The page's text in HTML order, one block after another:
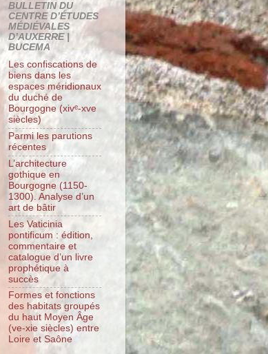
BULLETIN DU
CENTRE D’ÉTUDES
MÉDIÉVALES
D’AUXERRE |
BUCEMA
Les confiscations de
biens dans les
espaces méridionaux
du duché de
Bourgogne (xivᵉ-xve
siècles)
Parmi les parutions
récentes
L’architecture
gothique en
Bourgogne (1150-
1300). Analyse d’un
art de bâtir
Les Vaticinia
pontificum : édition,
commentaire et
catalogue d’un livre
prophétique à
succès
Formes et fonctions
des habitats groupés
du haut Moyen Âge
(ve-xie siècles) entre
Loire et Saône